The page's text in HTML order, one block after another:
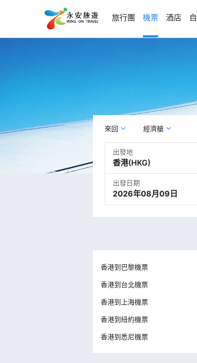
旅行團 機票 酒店
來回 經濟艙
出發地
出發日期
2026年08月09日
香港到巴黎機票
香港到台北機票
香港到上海機票
香港到紐約機票
香港到悉尼機票